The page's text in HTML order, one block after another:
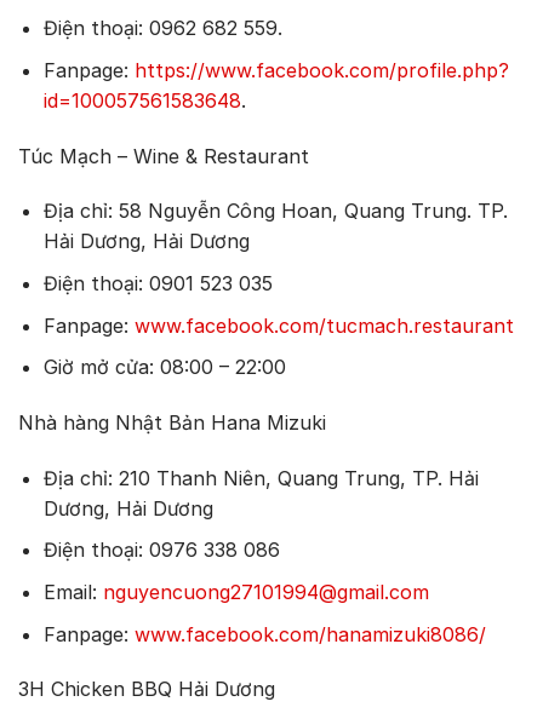
Điện thoại: 0962 682 559.
Fanpage: https://www.facebook.com/profile.php?
id=100057561583648.
Túc Mạch – Wine & Restaurant
Địa chỉ: 58 Nguyễn Công Hoan, Quang Trung. TP.
Hải Dương, Hải Dương
Điện thoại: 0901 523 035
Fanpage: www.facebook.com/tucmach.restaurant
Giờ mở cửa: 08:00 – 22:00
Nhà hàng Nhật Bản Hana Mizuki
Địa chỉ: 210 Thanh Niên, Quang Trung, TP. Hải
Dương, Hải Dương
Điện thoại: 0976 338 086
Email: nguyencuong27101994@gmail.com
Fanpage: www.facebook.com/hanamizuki8086/
3H Chicken BBQ Hải Dương